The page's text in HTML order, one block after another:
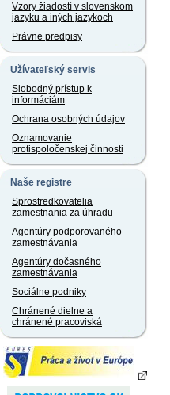
Vzory žiadostí v slovenskom
jazyku a iných jazykoch
Právne predpisy
Užívateľský servis
Slobodný prístup k
informáciám
Ochrana osobných údajov
Oznamovanie
protispoločenskej činnosti
Naše registre
Sprostredkovatelia
zamestnania za úhradu
Agentúry podporovaného
zamestnávania
Agentúry dočasného
zamestnávania
Sociálne podniky
Chránené dielne a
chránené pracoviská